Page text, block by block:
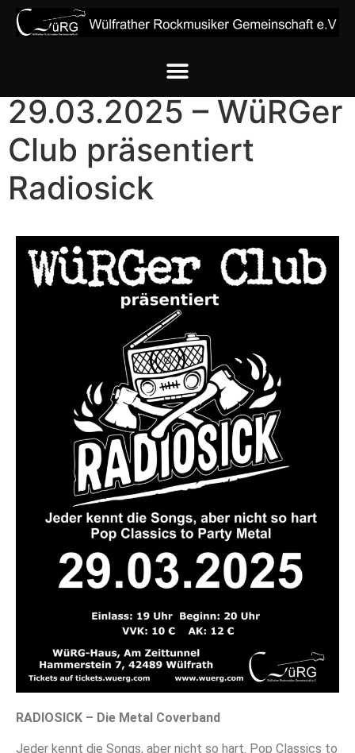
29.03.2025 – WüRGer
Club präsentiert
Radiosick
RADIOSICK – Die Metal Coverband
Jeder kennt die Songs, aber nicht so hart. Pop Classics to